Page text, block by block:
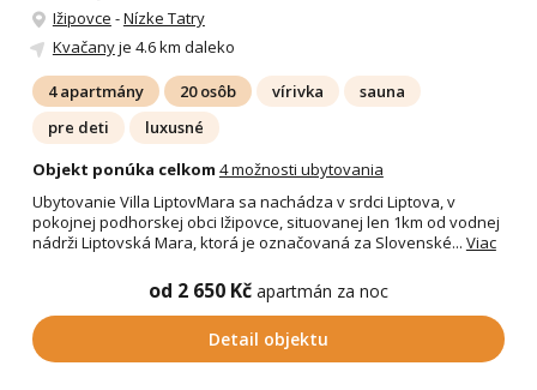
Ižipovce -Nízke Tatry
Kvačanyje 4.6 km daleko
4 apartmány 20 osôb vírivka
sauna
pre deti
luxusné
Objekt ponúka celkom 4 možnosti ubytovania
Ubytovanie Villa LiptovMara sa nachádza v srdci Liptova, v
pokojnej podhorskej obci Ižipovce, situovanej len 1km od vodnej
nádrži Liptovská Mara, ktorá je označovaná za Slovenské... Viac
od 2 650 Kč apartmán za noc
Detail objektu